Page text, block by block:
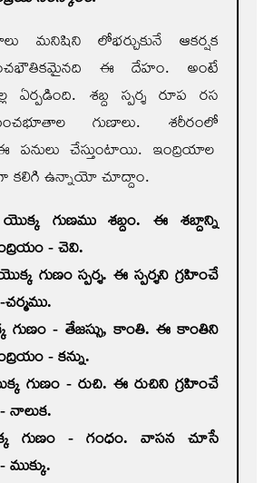
మనిషిని లోభర్చుకునే ఆకర్షక
ఈ దేహం. అంటే
ఏర్పడింది. శబ్ద స్పర్శ రూప రస
గుణాలు. శరీరంలో
పనులు చేస్తుంటాయి. ఇంద్రియాల
కలిగి ఉన్నాయో చూద్దాం.
గుణము శబ్దం. ఈ శబ్దాన్ని
- చెవి.
గుణం స్పర్శ. ఈ స్పర్శని గ్రహించే
గుణం - తేజస్సు, కాంతి. ఈ కాంతిని
- కన్ను.
గుణం - రుచి. ఈ రుచిని గ్రహించే
నాలుక.
గుణం - గంధం. వాసన చూసే